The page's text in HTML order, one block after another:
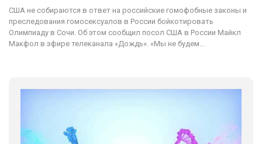
США не собираются в ответ на российские гомофобные законы и
преследования гомосексуалов в России бойкотировать
Олимпиаду в Сочи. Об этом сообщил посол США в России Майкл
Макфол в эфире телеканала «Дождь». «Мы не будем…